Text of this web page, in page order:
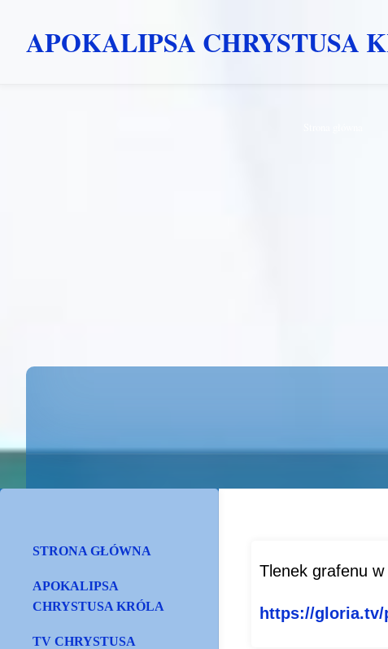
APOKALIPSA CHRYSTUSA
Tlenek grafenu
https://gloria.tv/
STRONA GŁÓWNA
APOKALIPSA
CHRYSTUSA KRÓLA
TV CHRYSTUSA